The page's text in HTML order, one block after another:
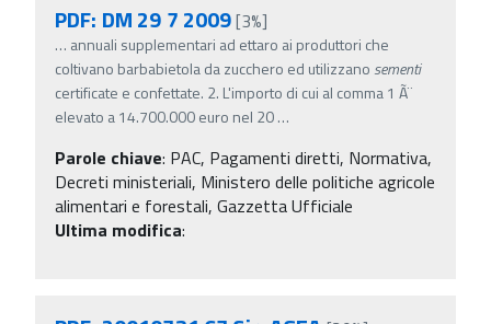
PDF: DM 29 7 2009[3%]
… annuali supplementari ad ettaro ai produttori che
coltivano barbabietola da zucchero ed utilizzano sementi
certificate e confettate. 2. L'importo di cui al comma 1 Ã¨
elevato a 14.700.000 euro nel 20…
Parole chiave: PAC, Pagamenti diretti, Normativa,
Decreti ministeriali, Ministero delle politiche agricole
alimentari e forestali, Gazzetta Ufficiale
Ultima modifica: